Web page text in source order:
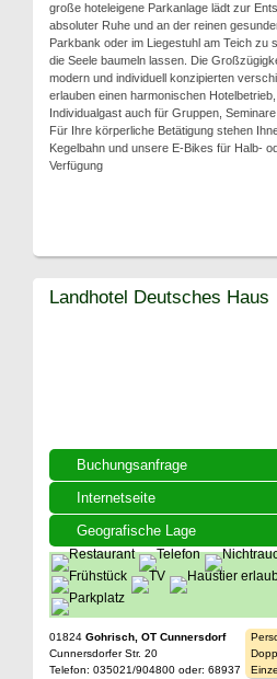
große hoteleigene Parkanlage lädt zur
absoluter Ruhe und an der reinen
Parkbank oder im Liegestuhl am Teich zu
die Seele baumeln lassen. Die
modern und individuell konzipierten
erlauben einen harmonischen
Individualgast auch für Gruppen,
Für Ihre körperliche Betätigung stehen
Kegelbahn und unsere E-Bikes für Halb-
Verfügung
Buchungsanfrage
Internetseite
Geografische Lage
Landhotel Deutsches Haus
01824 Gohrisch, OT Cunnersdorf
Cunnersdorfer Str. 20
Telefon: 035021/904800 oder: 68937